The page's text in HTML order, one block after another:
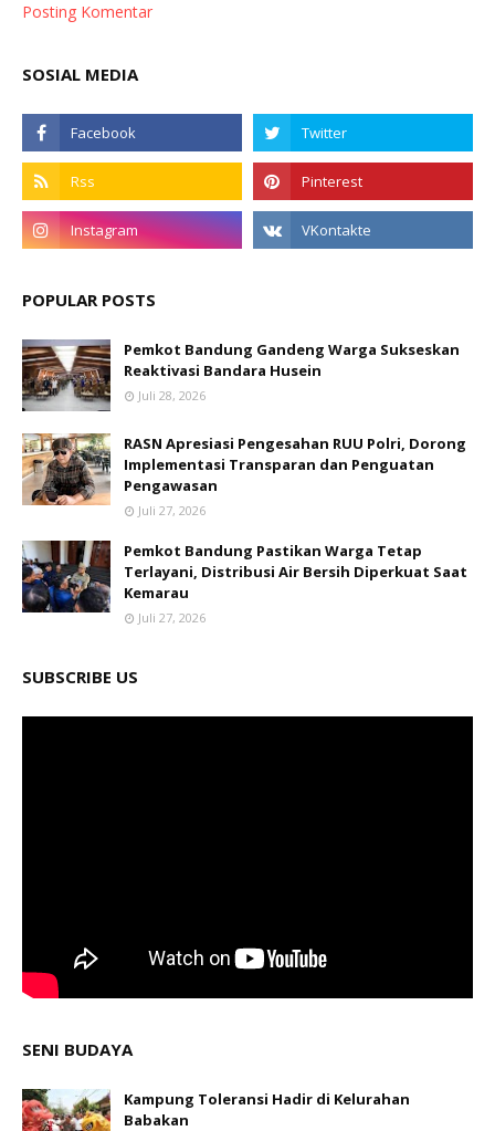
Posting Komentar
SOSIAL MEDIA
POPULAR POSTS
Pemkot Bandung Gandeng Warga Sukseskan
Reaktivasi Bandara Husein
Juli 28, 2026
RASN Apresiasi Pengesahan RUU Polri, Dorong
Implementasi Transparan dan Penguatan
Pengawasan
Juli 27, 2026
Pemkot Bandung Pastikan Warga Tetap
Terlayani, Distribusi Air Bersih Diperkuat Saat
Kemarau
Juli 27, 2026
SUBSCRIBE US
SENI BUDAYA
Kampung Toleransi Hadir di Kelurahan
Babakan